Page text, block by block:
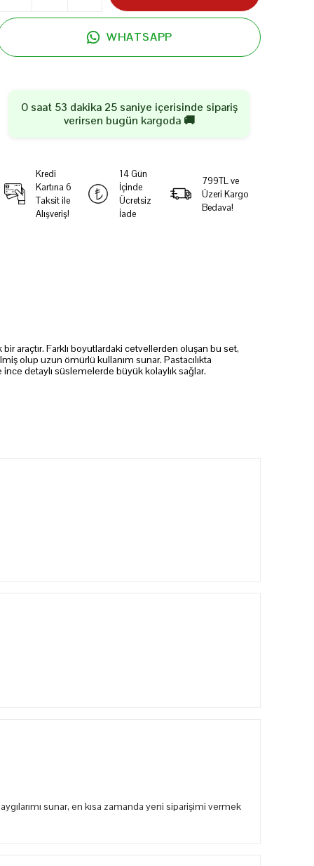
WHATSAPP
0 saat 53 dakika 25 saniye içerisinde sipariş
verirsen bugün kargoda 🚚
Kredi
Kartına 6
Taksit ile
Alışveriş!
14 Gün
İçinde
Ücretsiz
İade
799TL ve
Üzeri Kargo
Bedava!
araçtır. Farklı boyutlardaki cetvellerden oluşan bu set,
olup uzun ömürlü kullanım sunar. Pastacılıkta
detaylı süslemelerde büyük kolaylık sağlar.
sunar, en kısa zamanda yeni siparişimi vermek